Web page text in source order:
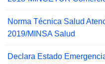
Norma Técnica Salud
2019/MINSA Salud
Declara Estado